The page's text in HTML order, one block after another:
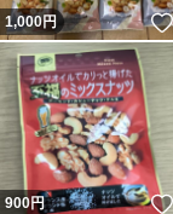
1,000円
900円